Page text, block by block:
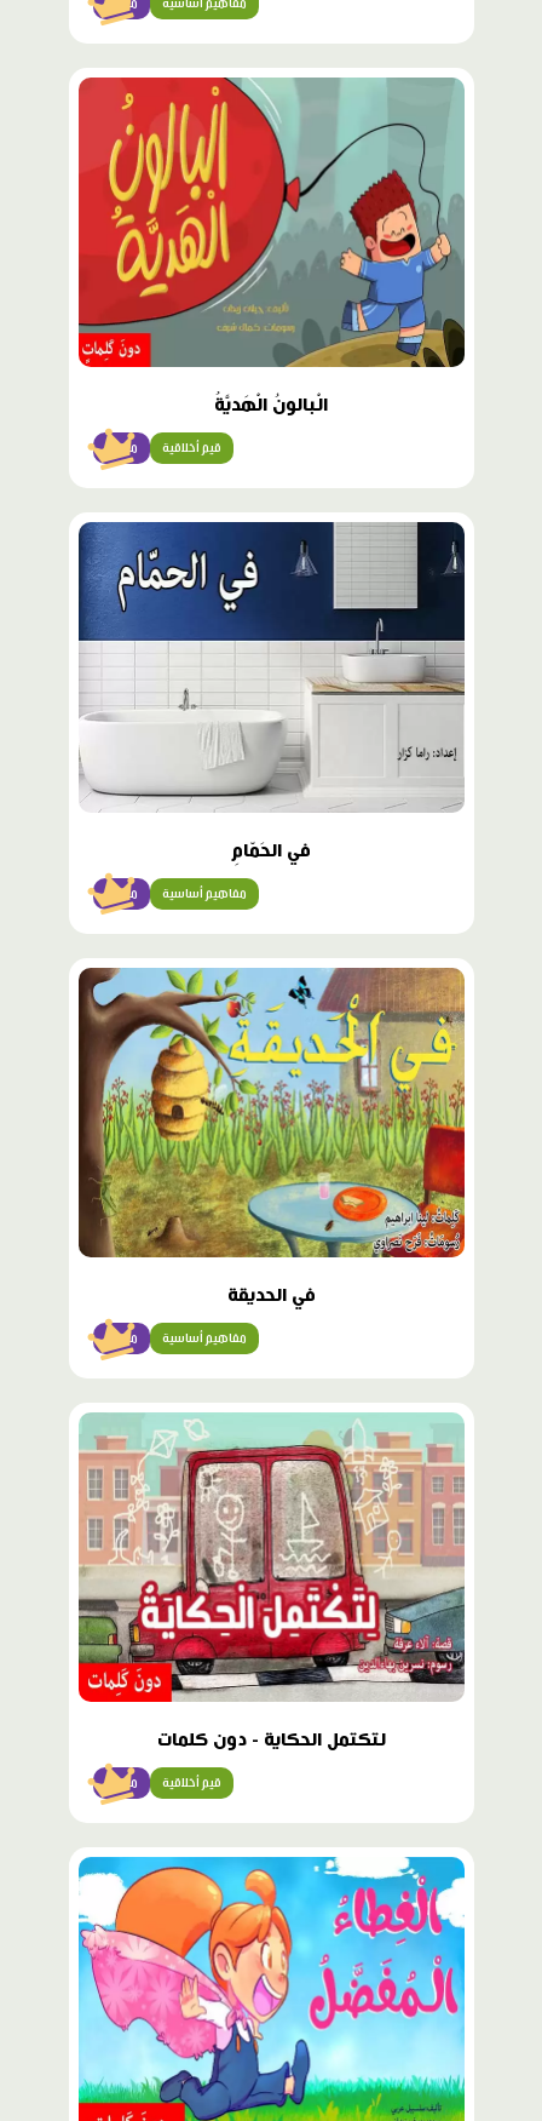
مبتدئ مفاهيم أساسية
محتوى
الْبالونُ الْهَديَّةُ
مبتدئ قيم أخلاقية
محتوى
مميّز
في الحَمّامِ
مبتدئ مفاهيم أساسية
محتوى
مميّز
في الحديقة
مبتدئ مفاهيم أساسية
محتوى
مميّز
لتكتمل الحكاية - دون كلمات
مبتدئ قيم أخلاقية
محتوى
مميّز